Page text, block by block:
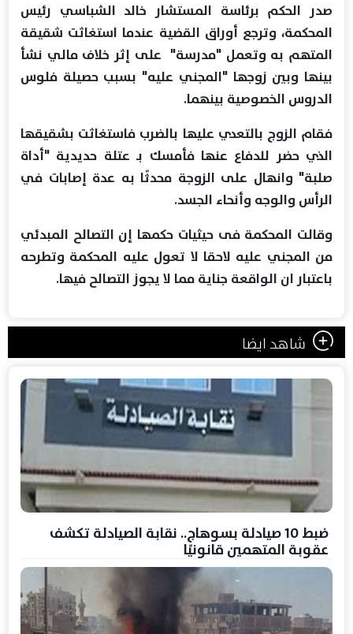
صدر الحكم برئاسة المستشار خالد الشباسي رئيس
المحكمة، وترجع أوراق القضية عندما استغاثت شقيقة
المتهم به وتعمل "مدرسة" على إثر خلاف مالي نشأ
بينها وبين زوجها "المجني عليه" بسبب حصيلة فلوس
الدروس الخصوصية بينهما.
فقام الزوج بالتعدي عليها بالضرب فاستغاثت بشقيقها
الذي حضر للدفاع عنها فأمسك بـ عتلة حديدية "أداة
صلبة" وانهال على الزوجة محدثًا به عدة إصابات في
الرأس والوجه وأنحاء الجسد.
وقالت المحكمة فى حيثيات حكمها إن التصالح المبدئي
من المجني عليه لاحقا لا تعول عليه المحكمة وتطرحه
باعتبار ان الواقعة جناية مما لا يجوز التصالح فيها.
شاهد ايضا
ضبط 10 صيادلة بسوهاج.. نقابة الصيادلة تكشف
عقوبة المتهمين قانونيًا